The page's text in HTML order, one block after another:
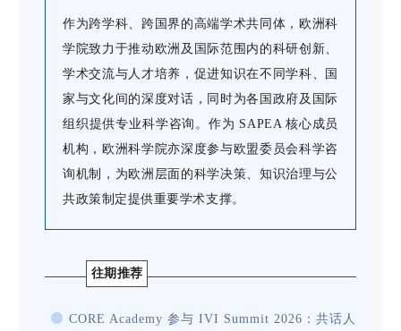
作为跨学科、跨国界的高端学术共同体，欧洲科
学院致力于推动欧洲及国际范围内的科研创新、
学术交流与人才培养，促进知识在不同学科、国
家与文化间的深度对话，同时为各国政府及国际
组织提供专业科学咨询。作为 SAPEA 核心成员
机构，欧洲科学院亦深度参与欧盟委员会科学咨
询机制，为欧洲层面的科学决策、知识治理与公
共政策制定提供重要学术支撑。
往期推荐
CORE Academy 参与 IVI Summit 2026：共话人